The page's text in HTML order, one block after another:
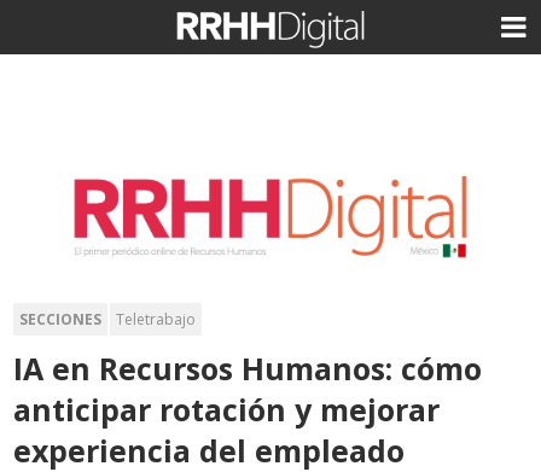
SECCIONES Teletrabajo
IA en Recursos Humanos: cómo
anticipar rotación y mejorar
experiencia del empleado